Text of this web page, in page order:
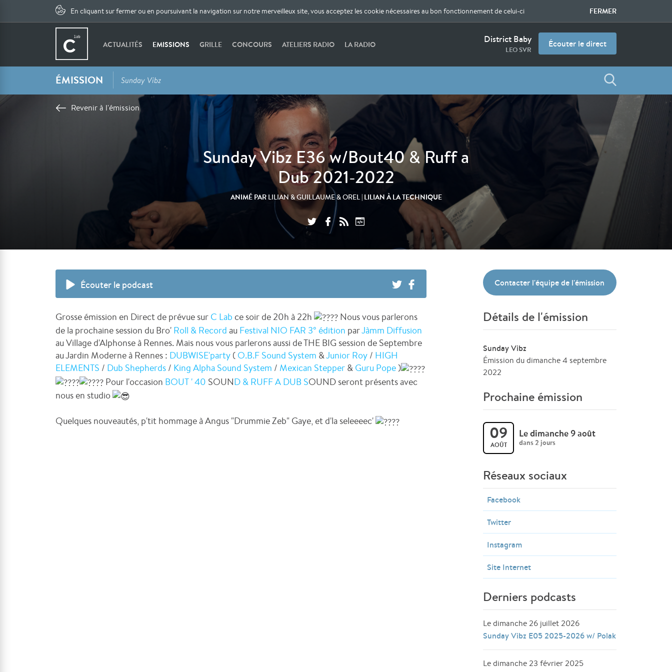
En cliquant sur fermer ou en poursuivant la navigation sur notre merveilleux site, vous acceptez les cookie nécessaires au bon fonctionnement de celui-ci FERMER
ACTUALITÉS EMISSIONS GRILLE CONCOURS ATELIERS RADIO LA RADIO District Baby
LEO SVR
Écouter le direct
ÉMISSION Sunday Vibz
Revenir à l'émission
Sunday Vibz E36 w/Bout40 & Ruff a
Dub 2021-2022
ANIMÉ PAR LILIAN & GUILLAUME & OREL| LILIAN À LA TECHNIQUE
Écouter le podcast
Grosse émission en Direct de prévue sur C Lab ce soir de 20h à 22h
Nous vous parlerons
de la prochaine session du Bro' Roll & Record au Festival NIO FAR 3° édition parJàmm Diffusion
au Village d'Alphonse à Rennes. Mais nous vous parlerons aussi de THE BIG session de Septembre
au Jardin Moderne à Rennes : DUBWISE'party ( O.B.F Sound System &Junior Roy / HIGH
ELEMENTS / Dub Shepherds / King Alpha Sound System / Mexican Stepper & Guru Pope)
Pour l'occasion BOUT ' 40 SOUND & RUFF A DUB SOUND seront présents avec
nous en studio
Quelques nouveautés, p'tit hommage à Angus "Drummie Zeb" Gaye, et d'la seleeeec'
Contacter l'équipe de l'émission
Détails de l'émission
Sunday Vibz
Émission du dimanche 4 septembre
2022
Prochaine émission
09
AOÛT
Le dimanche 9 août
dans 2 jours
Réseaux sociaux
Facebook
Twitter
Instagram
Site Internet
Derniers podcasts
Le dimanche 26 juillet 2026
Sunday Vibz E05 2025-2026 w/ Polak
Le dimanche 23 février 2025